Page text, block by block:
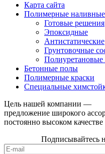
Карта сайта
Полимерные
Готовые решения
Эпоксидные
Антистатические
Грунтовочные
Полиуретановые
Бетонные полы
Полимерные краски
Специальные
Цель нашей компании —
предложение широкого
постоянно высоком
Подписывайтесь